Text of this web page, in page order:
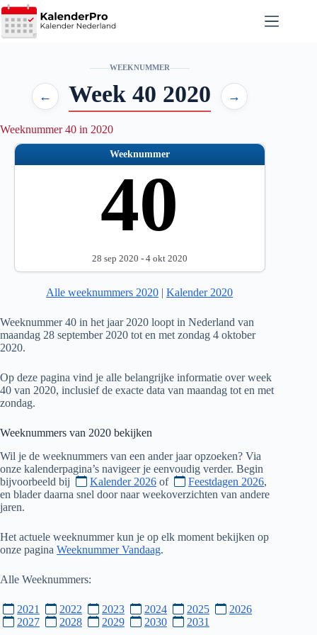
Ga
naar
de
WEEKNUMMER
← Week 40 2020 →
Weeknummer 40 in 2020
Weeknummer
40
28 sep 2020 - 4 okt 2020
Alle weeknummers 2020 |Kalender 2020
Weeknummer 40 in het jaar 2020 loopt in Nederland van
maandag 28 september 2020 tot en met zondag 4 oktober
2020.
Op deze pagina vind je alle belangrijke informatie over week
40 van 2020, inclusief de exacte data van maandag tot en met
zondag.
Weeknummers van 2020 bekijken
Wil je de weeknummers van een ander jaar opzoeken? Via
onze kalenderpagina’s navigeer je eenvoudig verder. Begin
bijvoorbeeld bij
Kalender 2026 of Feestdagen 2026,
en blader daarna snel door naar weekoverzichten van andere
jaren.
Het actuele weeknummer kun je op elk moment bekijken op
onze pagina Weeknummer Vandaag.
Alle Weeknummers:
2021 2022 2023 2024 2025
2026
2027
2028 2029 2030 2031